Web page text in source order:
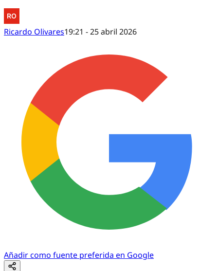
Ricardo Olivares19:21 - 25 abril 2026
Añadir como fuente preferida en Google